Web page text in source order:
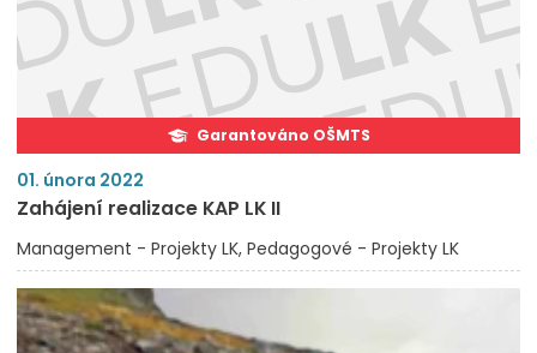
Garantováno OŠMTS
01. února 2022
Zahájení realizace KAP LK II
Management - Projekty LK Pedagogové - Projekty LK